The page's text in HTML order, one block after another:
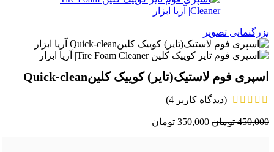
بزرگنمایی تصویر
اسپری فوم لاستیک(تایر) كوييک كلينQuick-clean
(دیدگاه کاربر 4
)
450,000 تومان 350,000 تومان